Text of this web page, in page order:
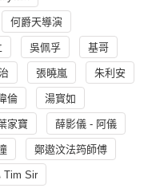
何爵天導演
吳佩孚 基哥
張曉嵐 朱利安
倫 湯寳如
家寶 薛影儀 - 阿儀
鄭遨汶法筠師傅
Tim Sir